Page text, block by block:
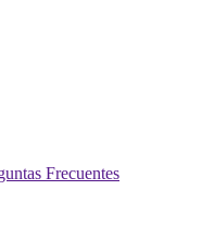
Frecuentes